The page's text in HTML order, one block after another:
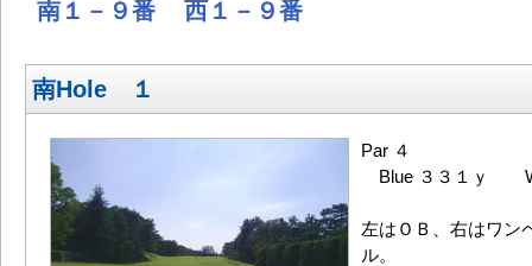
南１－９番 西１－９番
南Hole １
Par ４
Blue ３３１ｙ
左はＯＢ、右はワン
ル。